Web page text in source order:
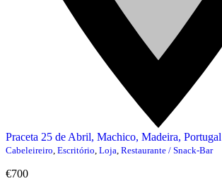
Praceta 25 de Abril, Machico, Madeira, Portugal
Cabeleireiro, Escritório, Loja, Restaurante / Snack-Bar
€700